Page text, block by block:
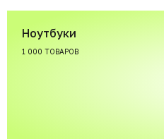
Ноутбуки
1 000 ТОВАРОВ